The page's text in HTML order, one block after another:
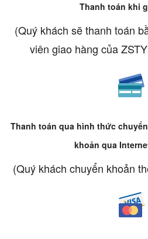
Thanh toán khi
(Quý khách sẽ thanh toán
viên giao hàng của
Thanh toán qua hình thức
khoản qua
(Quý khách chuyển khoản